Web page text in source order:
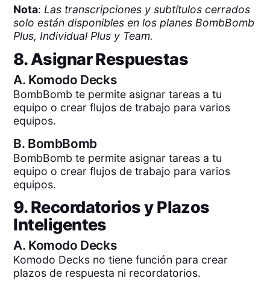
Nota:Las transcripciones y subtítulos cerrados
solo están disponibles en los planes BombBomb
Plus, Individual Plus y Team.
8. Asignar Respuestas
A. Komodo Decks
BombBomb te permite asignar tareas a tu
equipo o crear flujos de trabajo para varios
equipos.
B. BombBomb
BombBomb te permite asignar tareas a tu
equipo o crear flujos de trabajo para varios
equipos.
9. Recordatorios y Plazos
Inteligentes
A. Komodo Decks
Komodo Decks no tiene función para crear
plazos de respuesta ni recordatorios.